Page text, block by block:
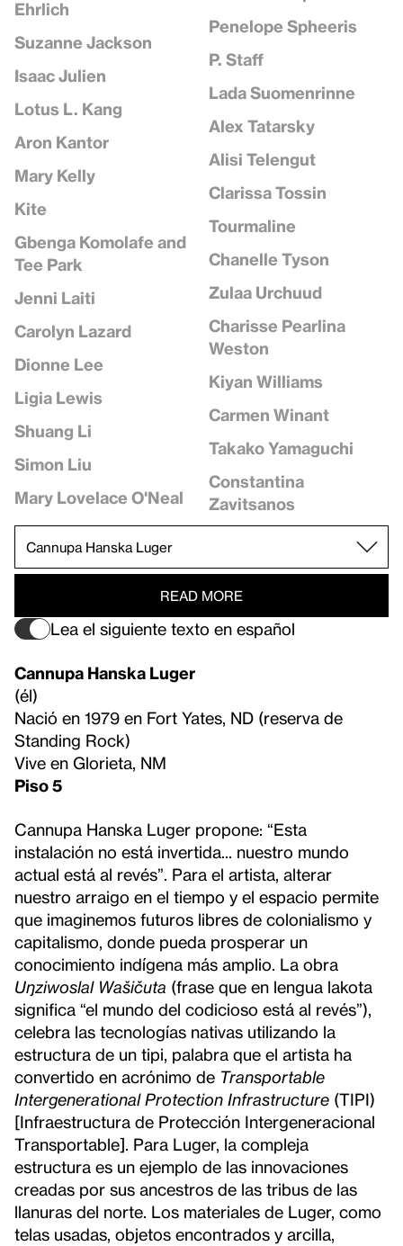
Ehrlich
Suzanne Jackson
Isaac Julien
Lotus L. Kang
Aron Kantor
Mary Kelly
Kite
Gbenga Komolafe and
Tee Park
Jenni Laiti
Carolyn Lazard
Dionne Lee
Ligia Lewis
Shuang Li
Simon Liu
Mary Lovelace O'Neal
Penelope Spheeris
P. Staff
Lada Suomenrinne
Alex Tatarsky
Alisi Telengut
Clarissa Tossin
Tourmaline
Chanelle Tyson
Zulaa Urchuud
Charisse Pearlina
Weston
Kiyan Williams
Carmen Winant
Takako Yamaguchi
Constantina
Zavitsanos
READ MORE
Lea el siguiente texto en español
Cannupa Hanska Luger
(él)
Nació en 1979 en Fort Yates, ND (reserva de
Standing Rock)
Vive en Glorieta, NM
Piso 5
Cannupa Hanska Luger propone: “Esta
instalación no está invertida... nuestro mundo
actual está al revés”. Para el artista, alterar
nuestro arraigo en el tiempo y el espacio permite
que imaginemos futuros libres de colonialismo y
capitalismo, donde pueda prosperar un
conocimiento indígena más amplio. La obra
Uŋziwoslal Wašičuta (frase que en lengua lakota
significa “el mundo del codicioso está al revés”),
celebra las tecnologías nativas utilizando la
estructura de un tipi, palabra que el artista ha
convertido en acrónimo de Transportable
Intergenerational Protection Infrastructure (TIPI)
[Infraestructura de Protección Intergeneracional
Transportable]. Para Luger, la compleja
estructura es un ejemplo de las innovaciones
creadas por sus ancestros de las tribus de las
llanuras del norte. Los materiales de Luger, como
telas usadas, objetos encontrados y arcilla,